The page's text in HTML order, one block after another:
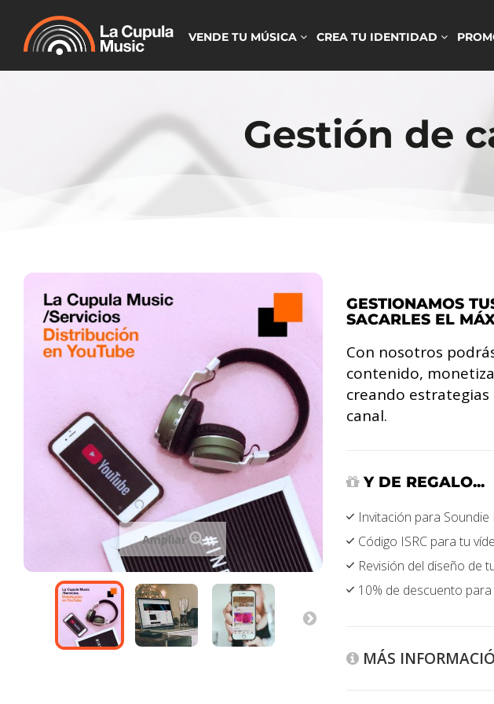
VENDE TU MÚSICA CREA TU IDENTIDAD
Gestión de
Ampliar
GESTIONAMOS
SACARLES EL
Con nosotros
contenido,
creando
canal.
Y DE REGALO...
Invitación para
Código ISRC para tu
Revisión del diseño de
10% de descuento
MÁS